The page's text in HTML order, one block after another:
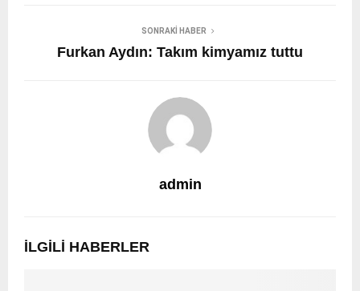
SONRAKI HABER
Furkan Aydın: Takım kimyamız tuttu
admin
İLGILI HABERLER